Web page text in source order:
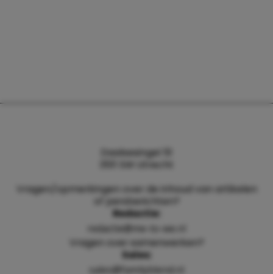
Daalsesingel 51
3511 SW Utrecht
Vragen/opmerkingen over de inhoud van artikelen
of persberichten?
Redactie:
redactie@me-to-we.nl
Vragen over samenwerken?
Sales:
sales@familyblend.nl